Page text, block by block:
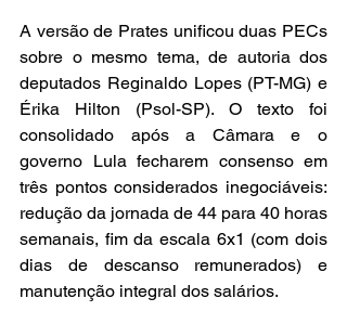
A versão de Prates unificou duas PECs
sobre o mesmo tema, de autoria dos
deputados Reginaldo Lopes (PT-MG) e
Érika Hilton (Psol-SP). O texto foi
consolidado após a Câmara e o
governo Lula fecharem consenso em
três pontos considerados inegociáveis:
redução da jornada de 44 para 40 horas
semanais, fim da escala 6x1 (com dois
dias de descanso remunerados) e
manutenção integral dos salários.